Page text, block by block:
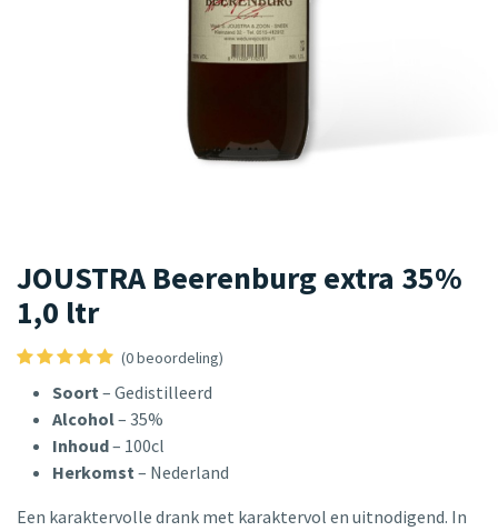
JOUSTRA Beerenburg extra 35%
1,0 ltr
(0 beoordeling)
Soort– Gedistilleerd
Alcohol– 35%
Inhoud– 100cl
Herkomst– Nederland
Een karaktervolle drank met karaktervol en uitnodigend. In